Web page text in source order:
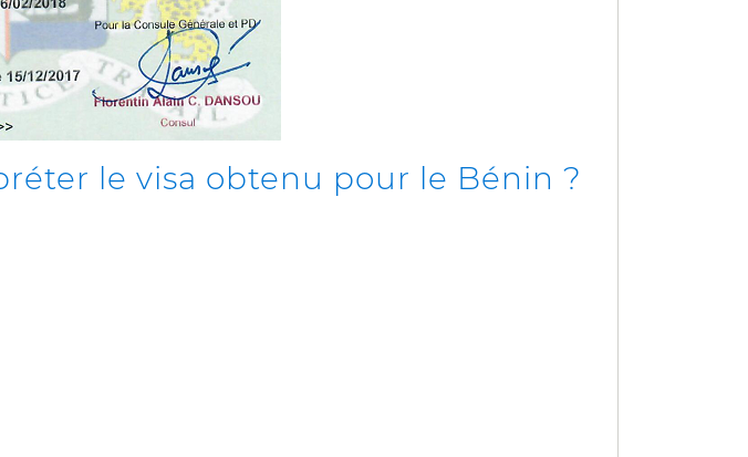
le visa obtenu pour le Bénin ?